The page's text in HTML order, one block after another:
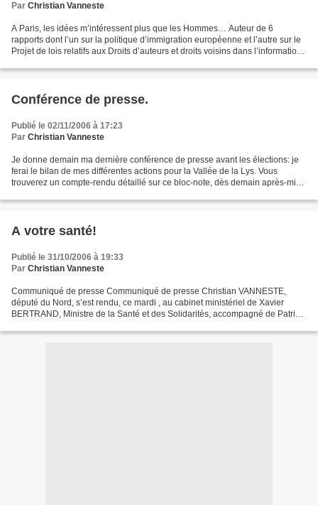
Par Christian Vanneste
A Paris, les idées m’intéressent plus que les Hommes… Auteur de 6
rapports dont l’un sur la politique d’immigration européenne et l’autre sur le
Projet de lois relatifs aux Droits d’auteurs et droits voisins dans l’information.
Conférence de presse.
Publié le 02/11/2006 à 17:23
Par Christian Vanneste
Je donne demain ma dernière conférence de presse avant les élections: je
ferai le bilan de mes différentes actions pour la Vallée de la Lys. Vous
trouverez un compte-rendu détaillé sur ce bloc-note, dès demain après-midi!
A votre santé!
Publié le 31/10/2006 à 19:33
Par Christian Vanneste
Communiqué de presse Communiqué de presse Christian VANNESTE,
député du Nord, s’est rendu, ce mardi , au cabinet ministériel de Xavier
BERTRAND, Ministre de la Santé et des Solidarités, accompagné de Patrick